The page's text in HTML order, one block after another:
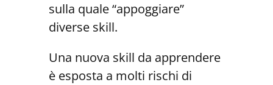
sulla quale “appoggiare”
diverse skill.
Una nuova skill da apprendere
è esposta a molti rischi di